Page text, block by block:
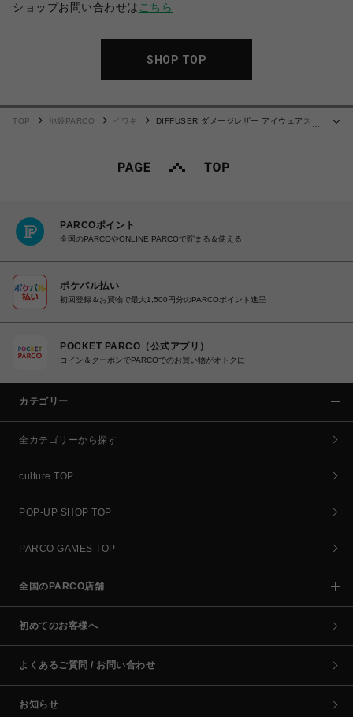
ショップお問い合わせは こちら
SHOP TOP
…
TOP 池袋PARCO イワキ
DIFFUSER ダメージレザー アイウェアスタ
PARCOポイント
全国のPARCOやONLINE PARCOで貯まる＆使える
ポケパル払い
初回登録＆お買物で最大1,500円分のPARCOポイント進呈
POCKET PARCO（公式アプリ）
コイン＆クーポンでPARCOでのお買い物がオトクに
カテゴリー
全カテゴリーから探す
culture TOP
POP-UP SHOP TOP
PARCO GAMES TOP
全国のPARCO店舗
初めてのお客様へ
よくあるご質問 / お問い合わせ
お知らせ